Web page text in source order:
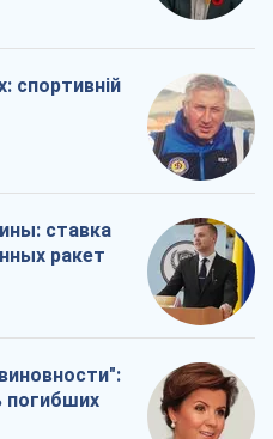
спортивній
ставка
ракет
погибших